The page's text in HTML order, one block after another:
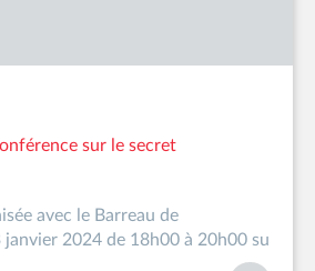
sur le secret
avec le Barreau de
janvier 2024 de 18h00 à 20h00 su